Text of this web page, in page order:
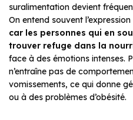
suralimentation devient
On entend souvent l’expression
car les personnes qui en
trouver refuge dans la
face à des émotions intenses.
n’entraîne pas de
vomissements, ce qui donne
ou à des problèmes d’obésité.